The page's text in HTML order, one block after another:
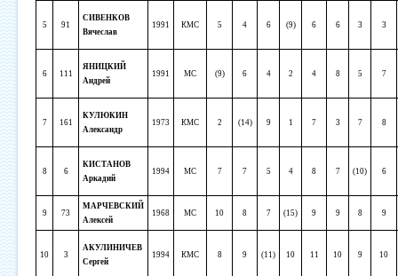
5 91
СИВЕНКОВ
Вячеслав
1991 КМС 5 4 6 (9) 6 6 3 3
6 111
ЯНИЦКИЙ
Андрей
1991 МС (9) 6 4 2 4 8 5 7
7 161
КУЛЮКИН
Александр
1973 КМС 2 (14) 9 1 7 3 7 8
8 6
КИСТАНОВ
Аркадий
1994 МС 7 7 5 4 8 7 (10) 6
9 73
МАРЧЕВСКИЙ
Алексей
1968 МС 10 8 7 (15) 9 9 8 9
10 3
АКУЛИНИЧЕВ
Сергей
1994 КМС 8 9 (11) 10 11 10 9 10